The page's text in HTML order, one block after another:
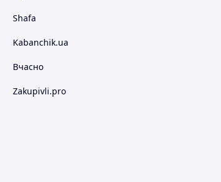
Shafa
Kabanchik.ua
Вчасно
Zakupivli.pro